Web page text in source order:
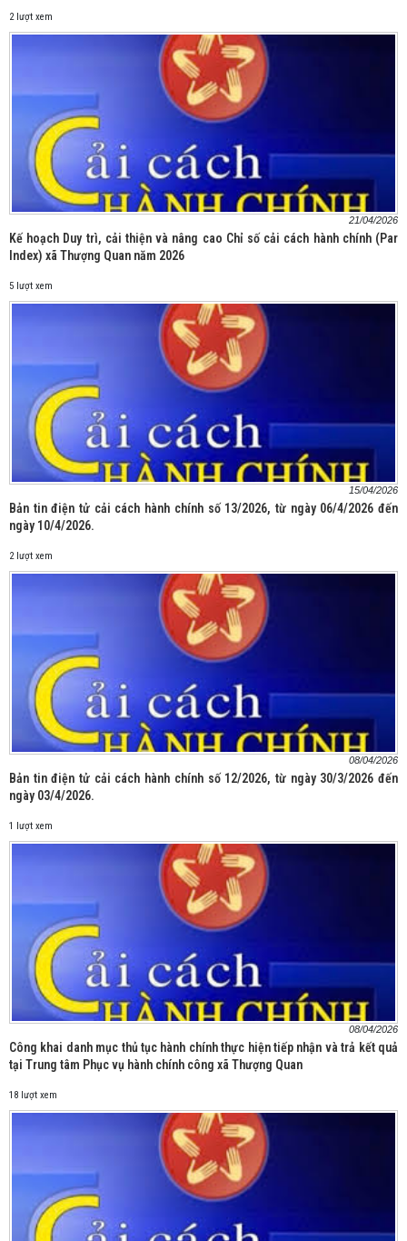
2 lượt xem
21/04/2026
Kế hoạch Duy trì, cải thiện và nâng cao Chỉ số cải cách hành chính (Par
Index) xã Thượng Quan năm 2026
5 lượt xem
15/04/2026
Bản tin điện tử cải cách hành chính số 13/2026, từ ngày 06/4/2026 đến
ngày 10/4/2026.
2 lượt xem
08/04/2026
Bản tin điện tử cải cách hành chính số 12/2026, từ ngày 30/3/2026 đến
ngày 03/4/2026.
1 lượt xem
08/04/2026
Công khai danh mục thủ tục hành chính thực hiện tiếp nhận và trả kết quả
tại Trung tâm Phục vụ hành chính công xã Thượng Quan
18 lượt xem